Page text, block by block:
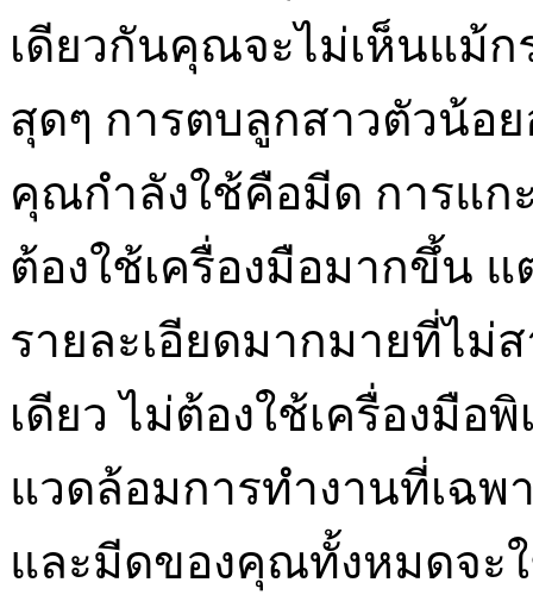
เดียวกันคุณจะไม่เห็นแม้
สุดๆ การตบลูกสาวตัวน้อ
คุณกำลังใช้คือมีด การแก
ต้องใช้เครื่องมือมากขึ้น แ
รายละเอียดมากมายที่ไม่
เดียว ไม่ต้องใช้เครื่องมื
แวดล้อมการทำงานที่เฉพ
และมีดของคุณทั้งหมดจะ